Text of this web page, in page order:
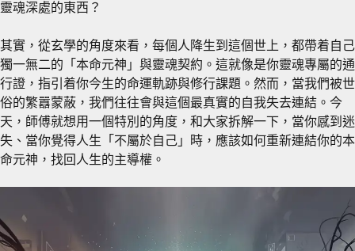
靈魂深處的東西？
其實，從玄學的角度來看，每個人降生到這個世上，都帶着自己
獨一無二的「本命元神」與靈魂契約。這就像是你靈魂專屬的通
行證，指引着你今生的命運軌跡與修行課題。然而，當我們被世
俗的繁囂蒙蔽，我們往往會與這個最真實的自我失去連結。今
天，師傅就想用一個特別的角度，和大家拆解一下，當你感到迷
失、當你覺得人生「不屬於自己」時，應該如何重新連結你的本
命元神，找回人生的主導權。